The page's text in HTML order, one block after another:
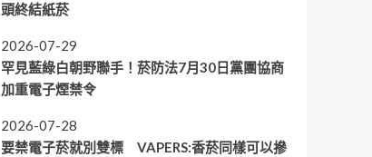
頭終結紙菸
2026-07-29
罕見藍綠白朝野聯手！菸防法7月30日黨團協商
加重電子煙禁令
2026-07-28
要禁電子菸就別雙標 VAPERS:香菸同樣可以摻